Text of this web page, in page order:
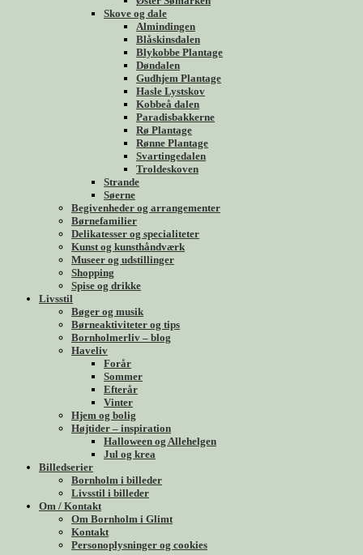
Skove og dale
Almindingen
Blåskinsdalen
Blykobbe Plantage
Døndalen
Gudhjem Plantage
Hasle Lystskov
Kobbeå dalen
Paradisbakkerne
Rø Plantage
Rønne Plantage
Svartingedalen
Troldeskoven
Strande
Søerne
Begivenheder og arrangementer
Børnefamilier
Delikatesser og specialiteter
Kunst og kunsthåndværk
Museer og udstillinger
Shopping
Spise og drikke
Livsstil
Bøger og musik
Børneaktiviteter og tips
Bornholmerliv – blog
Haveliv
Forår
Sommer
Efterår
Vinter
Hjem og bolig
Højtider – inspiration
Halloween og Allehelgen
Jul og krea
Billedserier
Bornholm i billeder
Livsstil i billeder
Om / Kontakt
Om Bornholm i Glimt
Kontakt
Personoplysninger og cookies